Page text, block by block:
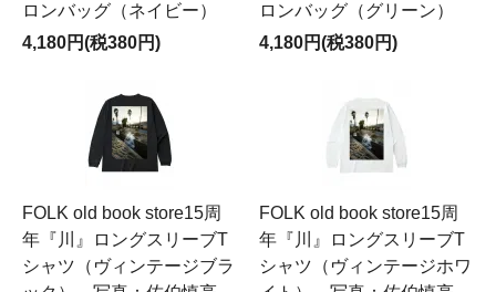
ロンバッグ（ネイビー）
4,180円(税380円)
ロンバッグ（グリーン）
4,180円(税380円)
FOLK old book store15周
年『川』ロングスリーブT
シャツ（ヴィンテージブラ
FOLK old book store15周
年『川』ロングスリーブT
シャツ（ヴィンテージホワ